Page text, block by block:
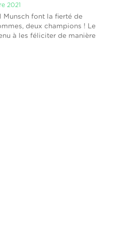
2021
Munsch font la fierté de
deux champions ! Le
à les féliciter de manière